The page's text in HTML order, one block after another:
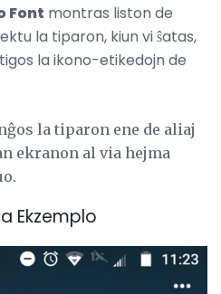
Font montras liston de
la tiparon, kiun vi ŝatas,
la ikono-etikedojn de
la tiparon ene de aliaj
ekranon al via hejma
Ekzemplo